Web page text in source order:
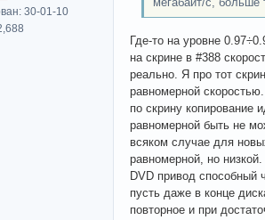
30-01-10
Где-то на уровне
на скрине в #388
реально. Я про тот
равномерной
по скрину копирование
равномерной быть не
всяком случае для
равномерной, но
DVD привод способный
пусть даже в конце
повторное и при